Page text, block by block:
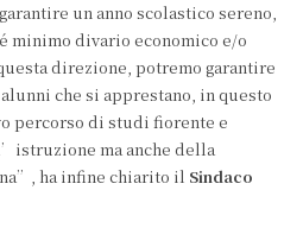
un anno scolastico sereno,
minimo divario economico e/o
direzione, potremo garantire
che si apprestano, in questo
percorso di studi fiorente e
ma anche della
ha infine chiarito il Sindaco